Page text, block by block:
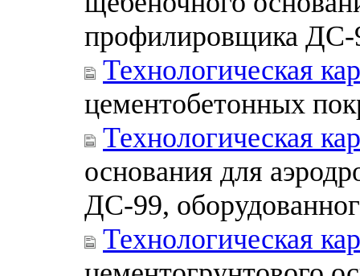
профилировщика ДС-
Технологическая
цементобетонных
Технологическая
основания для
ДС-99,
Технологическая